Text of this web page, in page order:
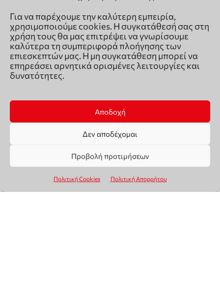
Για να παρέχουμε την καλύτερη εμπειρία,
χρησιμοποιούμε cookies. Η συγκατάθεσή σας στη
χρήση τους θα μας επιτρέψει να γνωρίσουμε
καλύτερα τη συμπεριφορά πλοήγησης των
επιεσκεπτών μας. Η μη συγκατάθεση μπορεί να
επηρεάσει αρνητικά ορισμένες λειτουργίες και
δυνατότητες.
Αποδοχή
Δεν αποδέχομαι
Προβολή προτιμήσεων
Πολιτική Cookies Πολιτική Απορρήτου